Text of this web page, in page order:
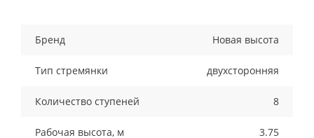
Бренд Новая высота
Тип стремянки двухсторонняя
Количество ступеней 8
Рабочая высота, м 3.75